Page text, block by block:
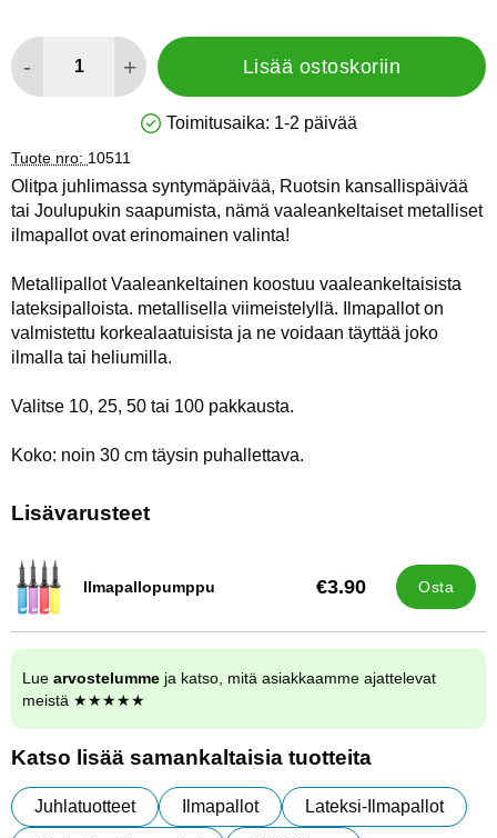
- + Lisää ostoskoriin
Saatavuus: Varastossa
Toimitusaika: 1-2 päivää
Tuote nro: 10511
Olitpa juhlimassa syntymäpäivää, Ruotsin kansallispäivää
tai Joulupukin saapumista, nämä vaaleankeltaiset metalliset
ilmapallot ovat erinomainen valinta!
Metallipallot Vaaleankeltainen koostuu vaaleankeltaisista
lateksipalloista. metallisella viimeistelyllä. Ilmapallot on
valmistettu korkealaatuisista ja ne voidaan täyttää joko
ilmalla tai heliumilla.
Valitse 10, 25, 50 tai 100 pakkausta.
Koko: noin 30 cm täysin puhallettava.
Lisävarusteet
Ilmapallopumppu
Tuote.nro 9838 €3.90 Osta
Lue arvostelumme ja katso, mitä asiakkaamme ajattelevat
meistä ★★★★★
Katso lisää samankaltaisia tuotteita
Juhlatuotteet Ilmapallot Lateksi-Ilmapallot